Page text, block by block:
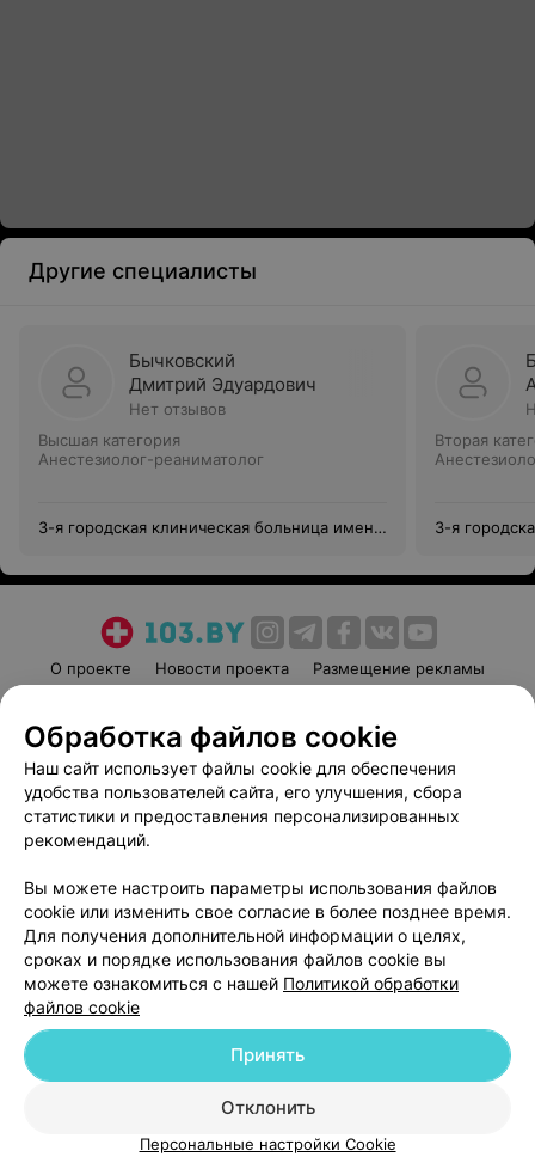
Другие специалисты
Бычковский
Дмитрий Эдуардович
Нет отзывов
Высшая категория
Анестезиолог-реаниматолог
3-я городская клиническая больница имени
Вторая
3-я
О проекте Новости проекта
Размещение рекламы
Пользовательское соглашение
Способы оплаты
Вакансии
Партнеры
Написать руководителю 103.by
Обработка персональных данных
© 2026 ООО «Артокс Лаб», УНП 191700409
| 220012, Республика Беларусь,
Служба поддержки +375 291212755
Обработка файлов cookie
Наш сайт использует файлы cookie для обеспечения
удобства пользователей сайта, его улучшения, сбора
статистики и предоставления персонализированных
рекомендаций.
Вы можете настроить параметры использования файлов
cookie или изменить свое согласие в более позднее время.
Для получения дополнительной информации о целях,
сроках и порядке использования файлов cookie вы
можете ознакомиться с нашей Политикой обработки
файлов cookie
Отклонить
Принять
Персональные настройки Cookie